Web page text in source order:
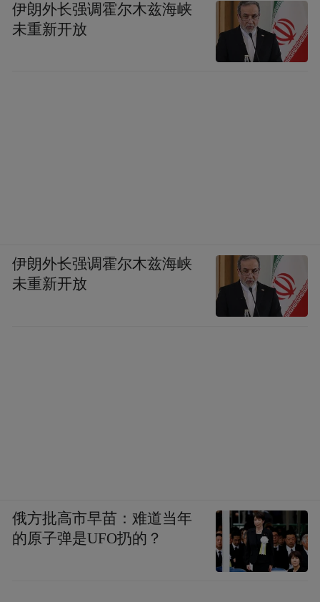
伊朗外长强调霍尔木兹海峡
未重新开放
伊朗外长强调霍尔木兹海峡
未重新开放
俄方批高市早苗：难道当年
的原子弹是UFO扔的？